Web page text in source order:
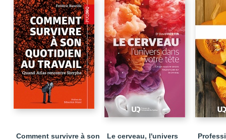
Comment survivre à son
Le cerveau, l'univers